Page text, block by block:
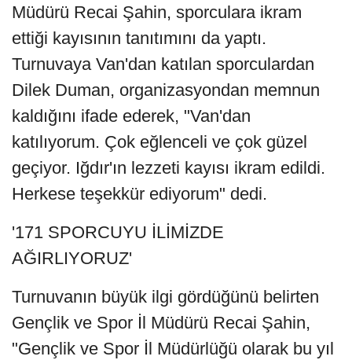
Müdürü Recai Şahin, sporculara ikram
ettiği kayısının tanıtımını da yaptı.
Turnuvaya Van'dan katılan sporculardan
Dilek Duman, organizasyondan memnun
kaldığını ifade ederek, "Van'dan
katılıyorum. Çok eğlenceli ve çok güzel
geçiyor. Iğdır'ın lezzeti kayısı ikram edildi.
Herkese teşekkür ediyorum" dedi.
'171 SPORCUYU İLİMİZDE
AĞIRLIYORUZ'
Turnuvanın büyük ilgi gördüğünü belirten
Gençlik ve Spor İl Müdürü Recai Şahin,
"Gençlik ve Spor İl Müdürlüğü olarak bu yıl